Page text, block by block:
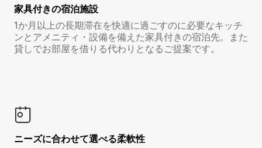
家具付き⁠の宿⁠泊⁠施⁠設
1か月以上の長期滞在を快適に過ごすのに必要なキッチ
ンとアメニティ・設備を備えた家具付きの宿泊先。また
貸しでお部屋を借りる代わりとなるご提案です。
ニーズに合わせて選べる柔軟性